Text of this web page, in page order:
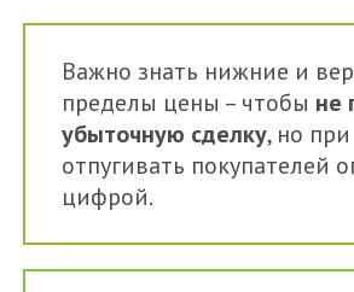
Важно знать нижние и
пределы цены – чтобы не
убыточную сделку, но
отпугивать покупателей
цифрой.